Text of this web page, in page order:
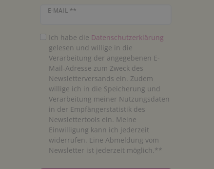
E-MAIL **
Newsletter Honig
Ich habe die Daten­schutz­erklärung
gelesen und willige in die
Verarbeitung der angegebenen E-
Mail-Adresse zum Zweck des
Newsletterversands ein. Zudem
willige ich in die Speicherung und
Verarbeitung meiner Nutzungsdaten
in der Empfängerstatistik des
Newslettertools ein. Meine
Einwilligung kann ich jederzeit
widerrufen. Eine Abmeldung vom
Newsletter ist jederzeit möglich.**